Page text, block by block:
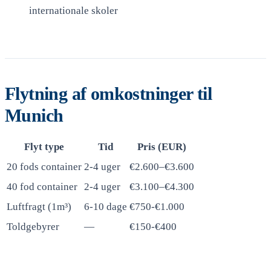
internationale skoler
Flytning af omkostninger til
Munich
Flyt type Tid
Pris (EUR)
20 fods container 2-4 uger
€2.600–€3.600
40 fod container 2-4 uger
€3.100–€4.300
Luftfragt (1m³)
6-10 dage €750-€1.000
Toldgebyrer
— €150-€400